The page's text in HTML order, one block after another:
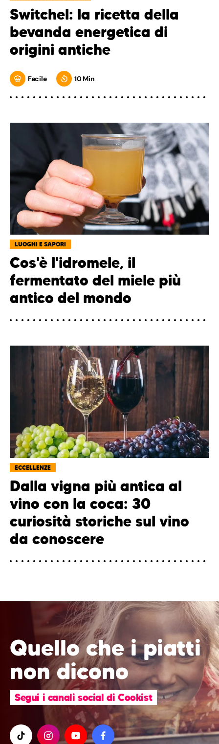
Switchel: la ricetta della
bevanda energetica di
origini antiche
Facile 10 Min
LUOGHI E SAPORI
Cos'è l'idromele, il
fermentato del miele più
antico del mondo
ECCELLENZE
Dalla vigna più antica al
vino con la coca: 30
curiosità storiche sul vino
da conoscere
Quello che i piatti
non dicono
Segui i canali social di Cookist